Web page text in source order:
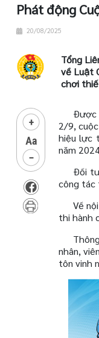
Phát động
20/08/2025
Tổng
về Luật
chơi
Được
2/9,
hiệu lực
năm
Đối
công tác
Về
thi hành
nhân,
tôn vinh